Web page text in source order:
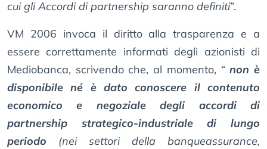
cui gli Accordi di partnership saranno definiti”.
VM 2006 invoca il diritto alla trasparenza e a
essere correttamente informati degli azionisti di
Mediobanca, scrivendo che, al momento, “ non è
disponibile né è dato conoscere il contenuto
economico e negoziale degli accordi di
partnership strategico-industriale di lungo
periodo (nei settori della banqueassurance,